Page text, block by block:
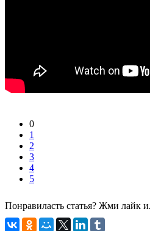
0
1
2
3
4
5
Понравиласть статья? Жми лайк